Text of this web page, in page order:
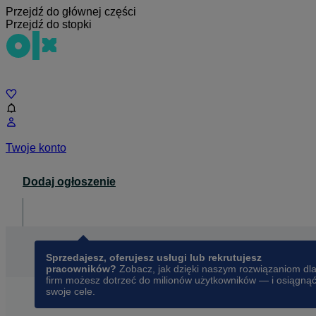
Przejdź do głównej części
Przejdź do stopki
Twoje konto
Dodaj ogłoszenie
Sprzedajesz, oferujesz usługi lub rekrutujesz
pracowników? Zobacz, jak dzięki naszym rozwiązaniom dla
firm możesz dotrzeć do milionów użytkowników — i osiągnąć
swoje cele.